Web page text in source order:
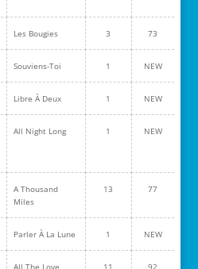
Les Bougies 3 73
Souviens-Toi 1 NEW
Libre À Deux 1 NEW
All Night Long 1 NEW
A Thousand
Miles
13 77
Parler À La Lune 1 NEW
All The Love
11 92